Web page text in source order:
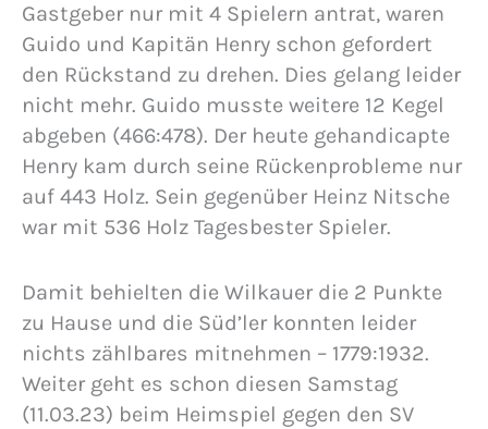
Gastgeber nur mit 4 Spielern antrat, waren
Guido und Kapitän Henry schon gefordert
den Rückstand zu drehen. Dies gelang leider
nicht mehr. Guido musste weitere 12 Kegel
abgeben (466:478). Der heute gehandicapte
Henry kam durch seine Rückenprobleme nur
auf 443 Holz. Sein gegenüber Heinz Nitsche
war mit 536 Holz Tagesbester Spieler.
Damit behielten die Wilkauer die 2 Punkte
zu Hause und die Süd’ler konnten leider
nichts zählbares mitnehmen – 1779:1932.
Weiter geht es schon diesen Samstag
(11.03.23) beim Heimspiel gegen den SV